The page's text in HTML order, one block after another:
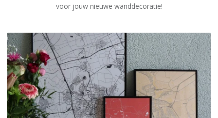
voor jouw nieuwe wanddecoratie!